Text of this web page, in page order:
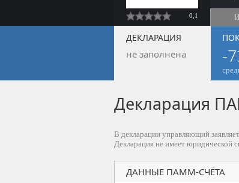
0,1
ДЕКЛАРАЦИЯ
не заполнена -
Декларация
В декларации управляющий
Декларация не имеет юридической
ДАННЫЕ ПАММ-СЧЁТА